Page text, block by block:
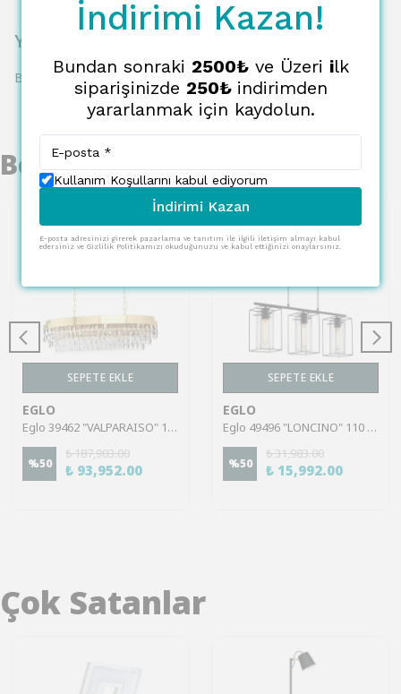
Yorumlar
Bu ürün için henüz yorum yapılmamış.
Benzer Ürünler
SEPETE EKLE
EGLO
Eglo 39462 "VALPARAISO" 110 Cm Yüksekliğinde Çelik Gold Sarkıt Avize
%50
₺ 187,903.00
₺ 93,952.00
SEPETE EKLE
EGLO
Eglo 49496 "LONCINO" 110 Cm Yüksekliğinde Çelik Siyah Sarkıt Avize
%50
₺ 31,983.00
₺ 15,992.00
Çok Satanlar
İndirimi Kazan!
Bundan sonraki 2500₺ve Üzeri ilk
siparişinizde 250₺ indirimden
yararlanmak için kaydolun.
Kullanım Koşullarını kabul ediyorum
İndirimi Kazan
E-posta adresinizi girerek pazarlama ve tanıtım ile ilgili iletişim almayı kabul
edersiniz ve Gizlilik Politikamızı okuduğunuzu ve kabul ettiğinizi onaylarsınız.